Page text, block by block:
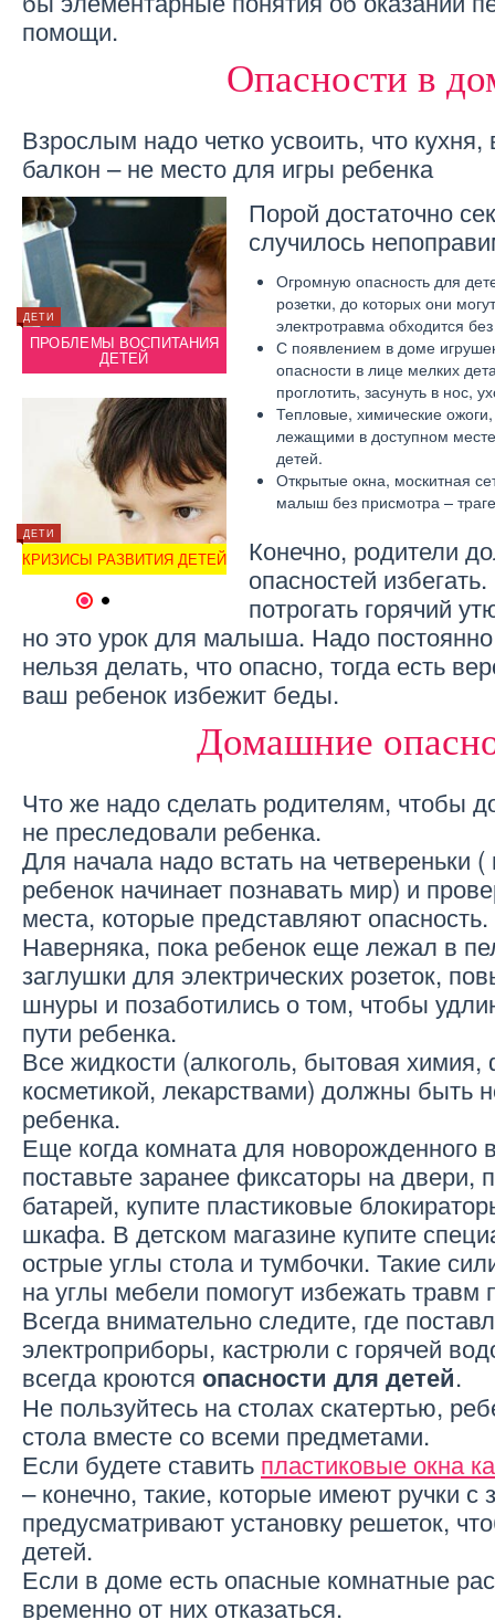
помощи.
Опасности в
Взрослым надо четко усвоить, что
балкон – не место для игры ребенка
ДЕТИ
ПРОБЛЕМЫ ВОСПИТАНИЯ
ДЕТЕЙ
ДЕТИ
КРИЗИСЫ РАЗВИТИЯ ДЕТЕЙ
ЧЕМ ЗАНЯТЬ ДЕТЕЙ ДОМА?
РАЗМЕРЫ ДЛЯ ДЕТЕЙ ДО
ГОДА
Порой достаточно
случилось
Огромную опасность для
розетки, до которых они
электротравма обходится
С появлением в доме
опасности в лице мелких
проглотить, засунуть в нос,
Тепловые, химические
лежащими в доступном
детей.
Открытые окна, москитная
малыш без присмотра –
Конечно, родители
опасностей
потрогать горячий
но это урок для малыша. Надо
нельзя делать, что опасно, тогда есть
ваш ребенок избежит беды.
Домашние
Что же надо сделать родителям, чтобы
не преследовали ребенка.
Для начала надо встать на четвереньки
ребенок начинает познавать мир) и
места, которые представляют опасность.
Наверняка, пока ребенок еще лежал в
заглушки для электрических розеток,
шнуры и позаботились о том, чтобы
пути ребенка.
Все жидкости (алкоголь, бытовая
косметикой, лекарствами) должны быть
ребенка.
Еще когда комната для новорожденного
поставьте заранее фиксаторы на двери,
батарей, купите пластиковые
шкафа. В детском магазине купите
острые углы стола и тумбочки. Такие
на углы мебели помогут избежать травм
Всегда внимательно следите, где
электроприборы, кастрюли с горячей
всегда кроются опасности для детей.
Не пользуйтесь на столах скатертью,
стола вместе со всеми предметами.
Если будете ставить пластиковые окна
– конечно, такие, которые имеют ручки с
предусматривают установку решеток,
детей.
Если в доме есть опасные комнатные
временно от них отказаться.